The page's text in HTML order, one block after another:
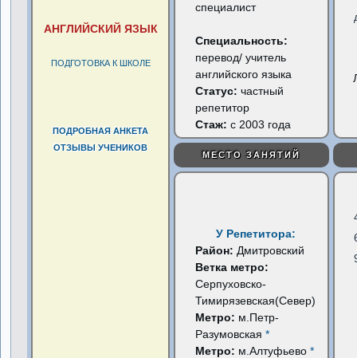
АНГЛИЙСКИЙ ЯЗЫК
ПОДГОТОВКА К ШКОЛЕ
ПОДРОБНАЯ АНКЕТА
ОТЗЫВЫ УЧЕНИКОВ
специалист
Специальность:
перевод/ учитель
английского языка
Статус:частный
репетитор
Стаж: с 2003 года
МЕСТО ЗАНЯТИЙ
У Репетитора:
Район: Дмитровский
Ветка метро:
Серпуховско-
Тимирязевская(Север)
Метро: м.Петр-
Разумовская*
Метро: м.Алтуфьево*